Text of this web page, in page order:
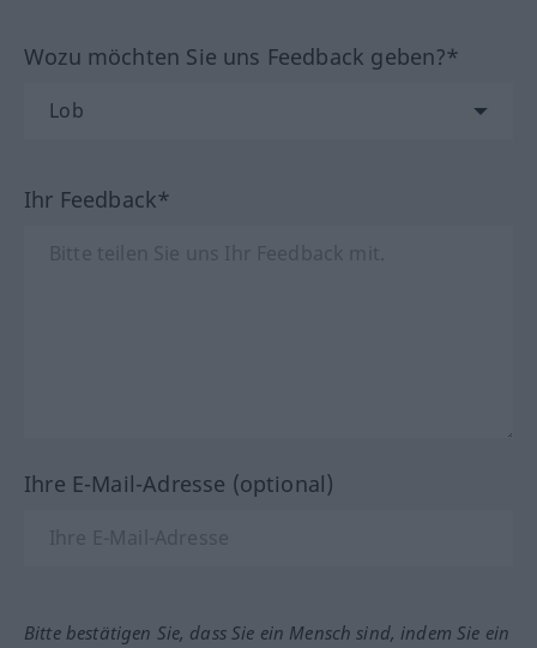
Wozu möchten Sie uns Feedback geben?*
Ihr Feedback*
Ihre E-Mail-Adresse (optional)
Bitte bestätigen Sie, dass Sie ein Mensch sind, indem Sie ein